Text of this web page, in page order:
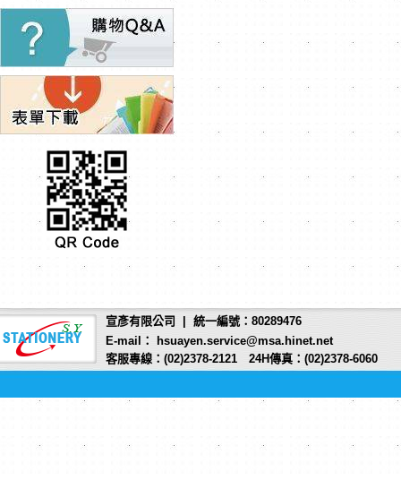
宣彥有限公司 | 統一編號：80289476
E-mail： hsuayen.service@msa.hinet.net
客服專線：(02)2378-2121 24H傳真：(02)2378-6060